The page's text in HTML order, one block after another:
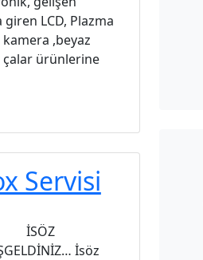
LCD, Plazma
,beyaz
çalar ürünlerine
Servisi
İSÖZ
İsöz